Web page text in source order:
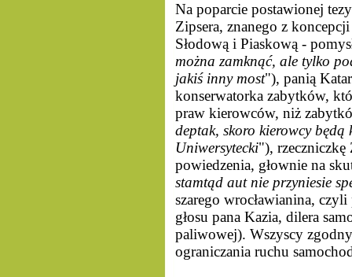
Na poparcie postawionej
Zipsera, znanego z
Słodową i Piaskową -
można zamknąć, ale tylko
jakiś inny most"), panią
konserwatorka zabytków,
praw kierowców, niż
deptak, skoro kierowcy będą
Uniwersytecki"),
powiedzenia, głownie na
stamtąd aut nie przyniesie
szarego wrocławianina, czyli
głosu pana Kazia, dilera
paliwowej). Wszyscy
ograniczania ruchu